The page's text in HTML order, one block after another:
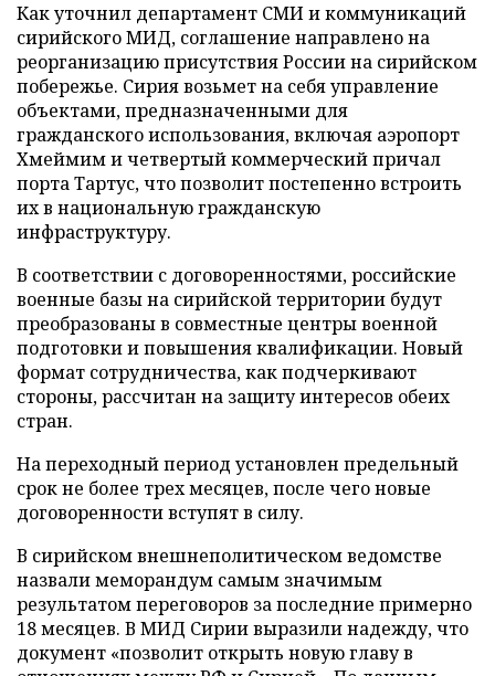
Как уточнил департамент СМИ и коммуникаций
сирийского МИД, соглашение направлено на
реорганизацию присутствия России на сирийском
побережье. Сирия возьмет на себя управление
объектами, предназначенными для
гражданского использования, включая аэропорт
Хмеймим и четвертый коммерческий причал
порта Тартус, что позволит постепенно встроить
их в национальную гражданскую
инфраструктуру.
В соответствии с договоренностями, российские
военные базы на сирийской территории будут
преобразованы в совместные центры военной
подготовки и повышения квалификации. Новый
формат сотрудничества, как подчеркивают
стороны, рассчитан на защиту интересов обеих
стран.
На переходный период установлен предельный
срок не более трех месяцев, после чего новые
договоренности вступят в силу.
В сирийском внешнеполитическом ведомстве
назвали меморандум самым значимым
результатом переговоров за последние примерно
18 месяцев. В МИД Сирии выразили надежду, что
документ «позволит открыть новую главу в